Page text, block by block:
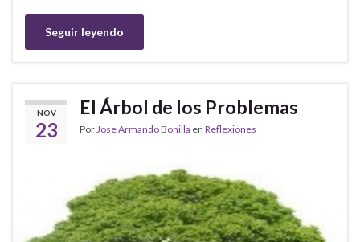
Seguir leyendo
NOV
23
El Árbol de los Problemas
Por Jose Armando Bonilla en Reflexiones